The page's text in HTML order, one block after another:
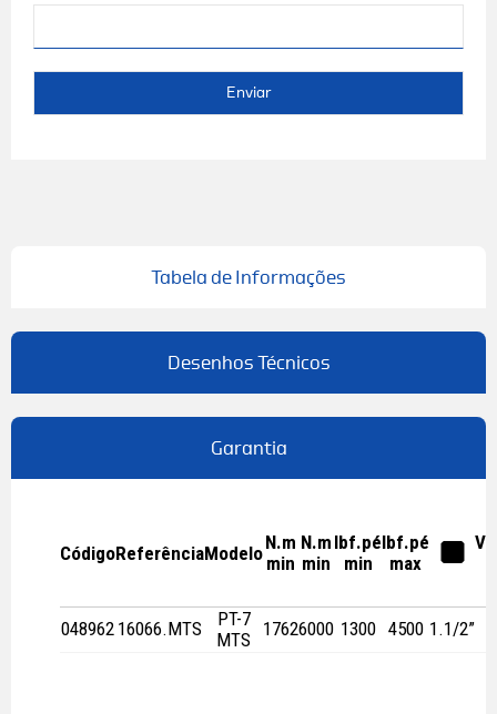
Enviar
Tabela de Informações
Desenhos Técnicos
Garantia
CódigoReferênciaModeloN.m
min
N.m
min
lbf.pé
min
lbf.pé
max
048962 16066.MTS
PT-7
MTS
17626000 1300 4500 1.1/2”